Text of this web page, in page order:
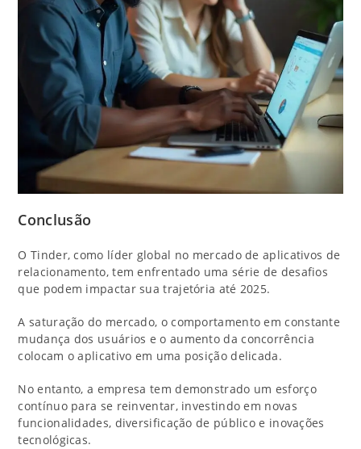
Conclusão
O Tinder, como líder global no mercado de aplicativos de
relacionamento, tem enfrentado uma série de desafios
que podem impactar sua trajetória até 2025.
A saturação do mercado, o comportamento em constante
mudança dos usuários e o aumento da concorrência
colocam o aplicativo em uma posição delicada.
No entanto, a empresa tem demonstrado um esforço
contínuo para se reinventar, investindo em novas
funcionalidades, diversificação de público e inovações
tecnológicas.